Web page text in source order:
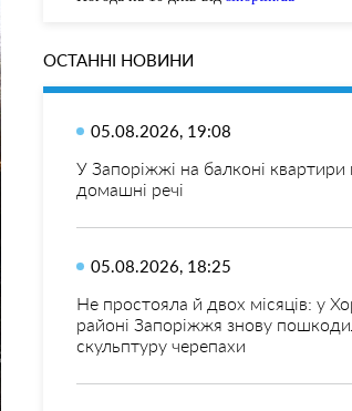
ОСТАННІ НОВИНИ
05.08.2026, 19:08
У Запоріжжі на балконі квартири
домашні речі
05.08.2026, 18:25
Не простояла й двох місяців: у
районі Запоріжжя знову
скульптуру черепахи